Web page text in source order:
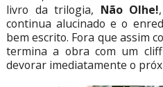
livro da trilogia, Não Olhe!
continua alucinado e o
bem escrito. Fora que assim
termina a obra com um
devorar imediatamente o